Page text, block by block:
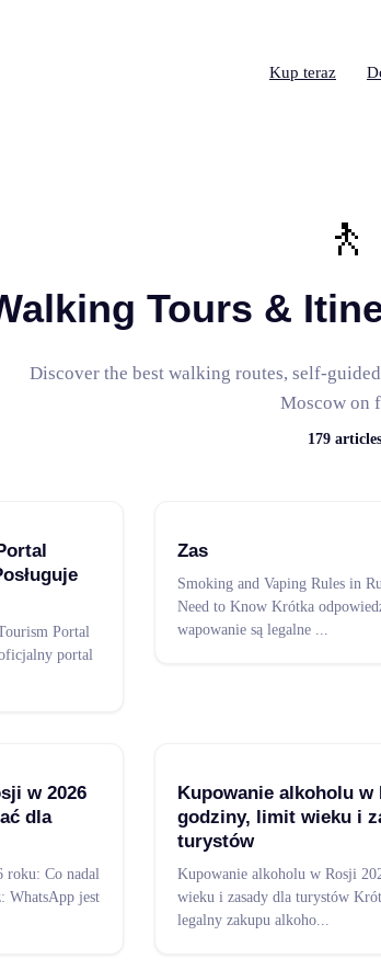
Kup teraz
🚶
Tours &
Discover the best walking routes, self-
Moscow on
179 articles
Portal
portal
Zas
Smoking and Vaping Rules in
Need to Know Krótka
wapowanie są legalne ...
w 2026
dla
roku: Co nadal
WhatsApp jest
Kupowanie alkoholu w
godziny, limit wieku i
turystów
Kupowanie alkoholu w Rosji
wieku i zasady dla turystów
legalny zakupu alkoho...